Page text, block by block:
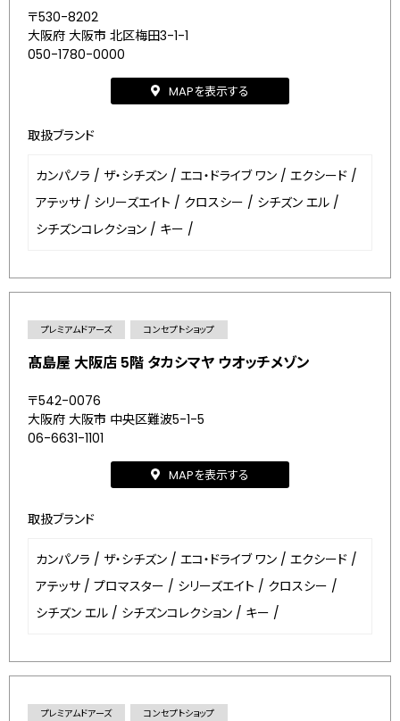
〒530-8202
大阪府 大阪市 北区梅田3-1-1
050-1780-0000
MAPを表示する
取扱ブランド
カンパノラ / ザ・シチズン / エコ・ドライブ ワン / エクシード /
アテッサ / シリーズエイト / クロスシー / シチズン エル /
シチズンコレクション / キー /
プレミアムドアーズ コンセプトショップ
髙島屋 大阪店 5階 タカシマヤ ウオッチメゾン
〒542-0076
大阪府 大阪市 中央区難波5-1-5
06-6631-1101
MAPを表示する
取扱ブランド
カンパノラ / ザ・シチズン / エコ・ドライブ ワン / エクシード /
アテッサ / プロマスター / シリーズエイト / クロスシー /
シチズン エル / シチズンコレクション / キー /
プレミアムドアーズ コンセプトショップ